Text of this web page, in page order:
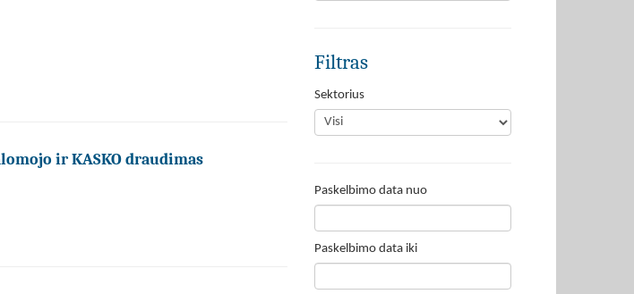
ir KASKO draudimas
Filtras
Sektorius
Paskelbimo data nuo
Paskelbimo data iki